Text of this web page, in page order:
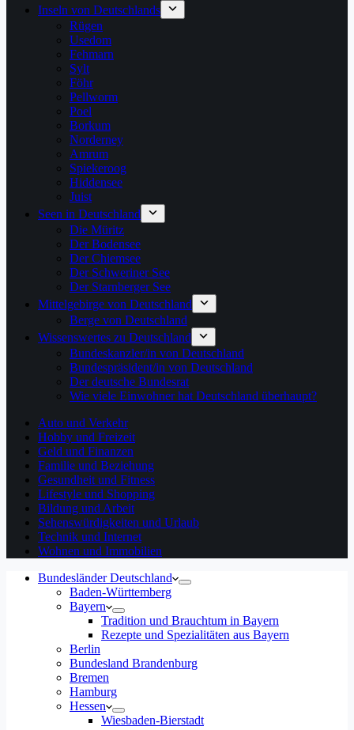
Inseln von Deutschlands
Rügen
Usedom
Fehmarn
Sylt
Föhr
Pellworm
Poel
Borkum
Norderney
Amrum
Spiekeroog
Hiddensee
Juist
Seen in Deutschland
Die Müritz
Der Bodensee
Der Chiemsee
Der Schweriner See
Der Starnberger See
Mittelgebirge von Deutschland
Berge von Deutschland
Wissenswertes zu Deutschland
Bundeskanzler/in von Deutschland
Bundespräsident/in von Deutschland
Der deutsche Bundesrat
Wie viele Einwohner hat Deutschland überhaupt?
Auto und Verkehr
Hobby und Freizeit
Geld und Finanzen
Familie und Beziehung
Gesundheit und Fitness
Lifestyle und Shopping
Bildung und Arbeit
Sehenswürdigkeiten und Urlaub
Technik und Internet
Wohnen und Immobilien
Bundesländer Deutschland
Baden-Württemberg
Bayern
Tradition und Brauchtum in Bayern
Rezepte und Spezialitäten aus Bayern
Berlin
Bundesland Brandenburg
Bremen
Hamburg
Hessen
Wiesbaden-Bierstadt